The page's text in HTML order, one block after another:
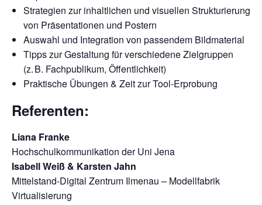
Strategien zur inhaltlichen und visuellen Strukturierung
von Präsentationen und Postern
Auswahl und Integration von passendem Bildmaterial
Tipps zur Gestaltung für verschiedene Zielgruppen
(z. B. Fachpublikum, Öffentlichkeit)
Praktische Übungen & Zeit zur Tool-Erprobung
Referenten:
Liana Franke
Hochschulkommunikation der Uni Jena
Isabell Weiß & Karsten Jahn
Mittelstand-Digital Zentrum Ilmenau – Modellfabrik
Virtualisierung